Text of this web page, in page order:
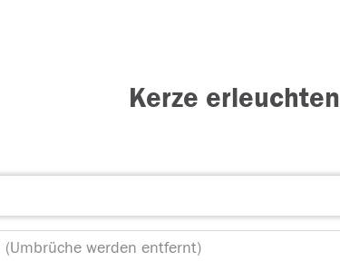
Kerze erleuchten